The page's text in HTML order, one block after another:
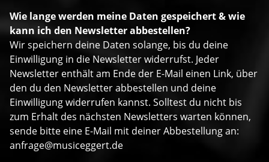
Wie lange werden meine Daten gespeichert & wie
kann ich den Newsletter abbestellen?
Wir speichern deine Daten solange, bis du deine
Einwilligung in die Newsletter widerrufst. Jeder
Newsletter enthält am Ende der E-Mail einen Link, über
den du den Newsletter abbestellen und deine
Einwilligung widerrufen kannst. Solltest du nicht bis
zum Erhalt des nächsten Newsletters warten können,
sende bitte eine E-Mail mit deiner Abbestellung an:
anfrage@musiceggert.de